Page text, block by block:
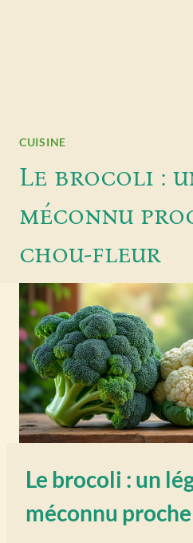
CUISINE
Le brocoli :
méconnu
chou-fleur
Le brocoli : un
méconnu